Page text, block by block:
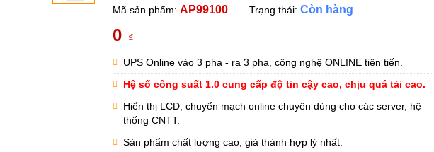
Mã sản phẩm: AP99100 Trạng thái: Còn hàng
0 ₫
UPS Online vào 3 pha - ra 3 pha, công nghệ ONLINE tiên tiến.
Hệ số công suất 1.0 cung cấp độ tin cậy cao, chịu quá tải cao.
Hiển thị LCD, chuyển mạch online chuyên dùng cho các server, hệ
thống CNTT.
Sản phẩm chất lượng cao, giá thành hợp lý nhất.